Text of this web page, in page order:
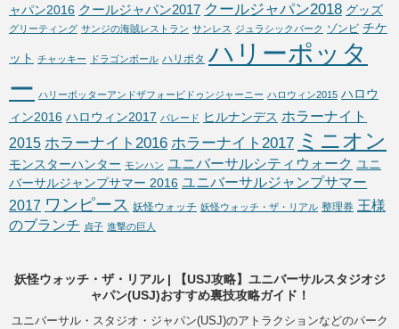
ャパン2016 クールジャパン2017 クールジャパン2018 グッズ
グリーティング サンジの海賊レストラン サンレス ジュラシックパーク ゾンビ チケ
ット チャッキー ドラゴンボール ハリポタ ハリーポッタ
ー ハリーポッターアンドザフォービドゥンジャーニー ハロウィン2015 ハロウ
ィン2016 ハロウィン2017 パレード ヒルナンデス ホラーナイト
2015 ホラーナイト2016 ホラーナイト2017 ミニオン
モンスターハンター モンハン ユニバーサルシティウォーク ユニ
バーサルジャンプサマー 2016 ユニバーサルジャンプサマー
2017 ワンピース 妖怪ウォッチ 妖怪ウォッチ・ザ・リアル 整理券 王様
のブランチ 貞子 進撃の巨人
妖怪ウォッチ・ザ・リアル | 【USJ攻略】ユニバーサルスタジオジ
ャパン(USJ)おすすめ裏技攻略ガイド！
ユニバーサル・スタジオ・ジャパン(USJ)のアトラクションなどのパーク